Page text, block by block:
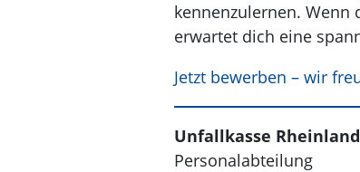
kennenzulernen. Wenn
erwartet dich eine
Jetzt bewerben – wir
Unfallkasse
Personalabteilung